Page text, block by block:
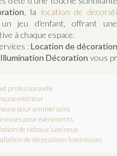
, la location de
jeu d'enfant, offrant une
à chaque espace.
:Location de décoration
Décoration vous
professionnelle
extérieur
pour anniversaire
pour évènements
de rideaux lumineux
de décorations lumineuses